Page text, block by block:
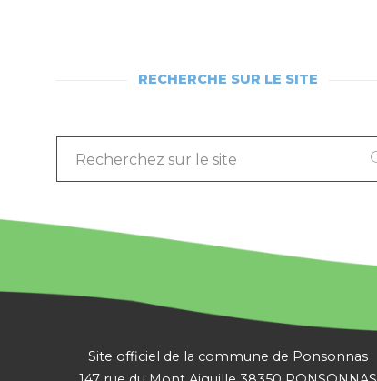
RECHERCHE SUR LE SITE
RECHERCHEZ
SUR
SITE
Site officiel de la commune de Ponsonnas